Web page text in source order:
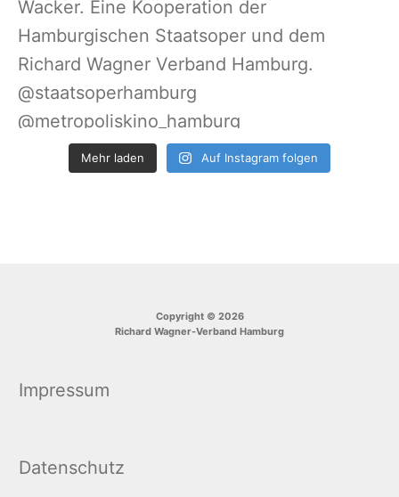
Mehr laden Auf Instagram folgen
Copyright © 2026
Richard Wagner-Verband Hamburg
Impressum
Datenschutz